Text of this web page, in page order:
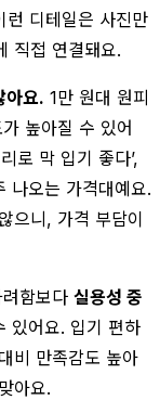
런 디테일은 사진만
직접 연결돼요.
아요. 1만 원대 원피
높아질 수 있어
로 막 입기 좋다’,
나오는 가격대예요.
으니, 가격 부담이
함보다 실용성 중
있어요. 입기 편하
비 만족감도 높아
아요.